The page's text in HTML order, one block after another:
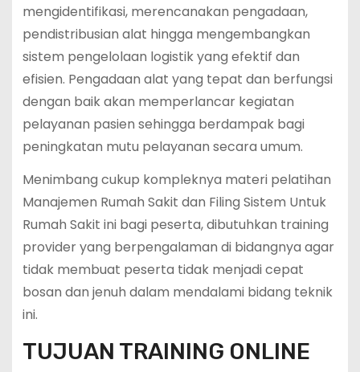
mengidentifikasi, merencanakan pengadaan,
pendistribusian alat hingga mengembangkan
sistem pengelolaan logistik yang efektif dan
efisien. Pengadaan alat yang tepat dan berfungsi
dengan baik akan memperlancar kegiatan
pelayanan pasien sehingga berdampak bagi
peningkatan mutu pelayanan secara umum.
Menimbang cukup kompleknya materi pelatihan
Manajemen Rumah Sakit dan Filing Sistem Untuk
Rumah Sakit ini bagi peserta, dibutuhkan training
provider yang berpengalaman di bidangnya agar
tidak membuat peserta tidak menjadi cepat
bosan dan jenuh dalam mendalami bidang teknik
ini.
TUJUAN TRAINING ONLINE